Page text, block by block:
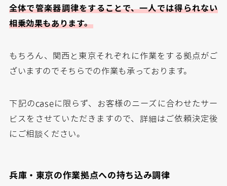
全体で管楽器調律をすることで、一人では得られない
相乗効果もあります。
もちろん、関西と東京それぞれに作業をする拠点がご
ざいますのでそちらでの作業も承っております。
​下記のcaseに限らず、お客様のニーズに合わせたサー
ビスをさせていただきますので、詳細はご依頼決定後
にご相談ください。
兵庫・東京の作業拠点への持ち込み調律